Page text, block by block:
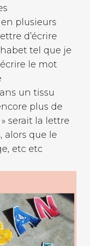
plusieurs
d’écrire
tel que je
le mot
un tissu
plus de
» serait la lettre
alors que le
etc etc